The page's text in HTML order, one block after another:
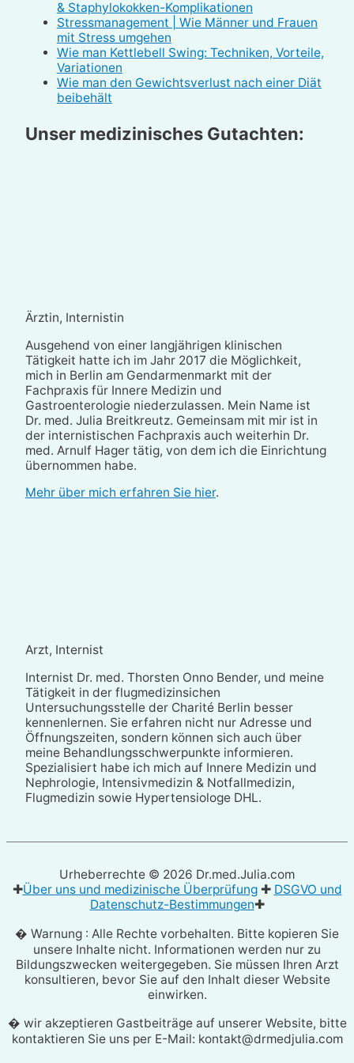
& Staphylokokken-Komplikationen
Stressmanagement | Wie Männer und Frauen
mit Stress umgehen
Wie man Kettlebell Swing: Techniken, Vorteile,
Variationen
Wie man den Gewichtsverlust nach einer Diät
beibehält
Unser medizinisches Gutachten:
Ärztin, Internistin
Ausgehend von einer langjährigen klinischen
Tätigkeit hatte ich im Jahr 2017 die Möglichkeit,
mich in Berlin am Gendarmenmarkt mit der
Fachpraxis für Innere Medizin und
Gastroenterologie niederzulassen. Mein Name ist
Dr. med. Julia Breitkreutz. Gemeinsam mit mir ist in
der internistischen Fachpraxis auch weiterhin Dr.
med. Arnulf Hager tätig, von dem ich die Einrichtung
übernommen habe.
Mehr über mich erfahren Sie hier.
Arzt, Internist
Internist Dr. med. Thorsten Onno Bender, und meine
Tätigkeit in der flugmedizinsichen
Untersuchungsstelle der Charité Berlin besser
kennenlernen. Sie erfahren nicht nur Adresse und
Öffnungszeiten, sondern können sich auch über
meine Behandlungsschwerpunkte informieren.
Spezialisiert habe ich mich auf Innere Medizin und
Nephrologie, Intensivmedizin & Notfallmedizin,
Flugmedizin sowie Hypertensiologe DHL.
Urheberrechte © 2026 Dr.med.Julia.com
✚Über uns und medizinische Überprüfung✚ DSGVO und
Datenschutz-Bestimmungen✚
� Warnung : Alle Rechte vorbehalten. Bitte kopieren Sie
unsere Inhalte nicht. Informationen werden nur zu
Bildungszwecken weitergegeben. Sie müssen Ihren Arzt
konsultieren, bevor Sie auf den Inhalt dieser Website
einwirken.
� wir akzeptieren Gastbeiträge auf unserer Website, bitte
kontaktieren Sie uns per E-Mail: kontakt@drmedjulia.com